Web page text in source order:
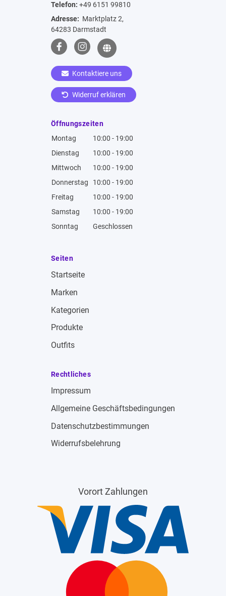
Telefon: +49 6151 99810
Adresse: Marktplatz 2,
64283 Darmstadt
Kontaktiere uns
Widerruf erklären
Öffnungszeiten
Montag
10:00 - 19:00
Dienstag
10:00 - 19:00
Mittwoch
10:00 - 19:00
Donnerstag
10:00 - 19:00
Freitag
10:00 - 19:00
Samstag
10:00 - 19:00
Sonntag
Geschlossen
Seiten
Startseite
Marken
Kategorien
Produkte
Outfits
Rechtliches
Impressum
Allgemeine Geschäftsbedingungen
Datenschutzbestimmungen
Widerrufsbelehrung
Vorort Zahlungen